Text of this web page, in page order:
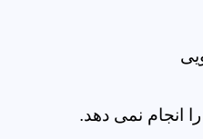
انجام نمی دهد.